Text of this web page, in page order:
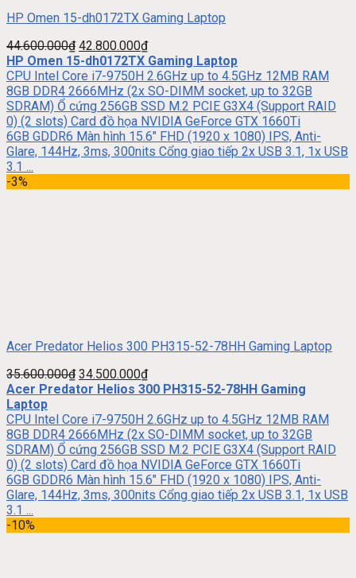
HP Omen 15-dh0172TX Gaming Laptop
44.600.000₫ 42.800.000₫
HP Omen 15-dh0172TX Gaming Laptop
CPU Intel Core i7-9750H 2.6GHz up to 4.5GHz 12MB RAM
8GB DDR4 2666MHz (2x SO-DIMM socket, up to 32GB
SDRAM) Ổ cứng 256GB SSD M.2 PCIE G3X4 (Support RAID
0) (2 slots) Card đồ họa NVIDIA GeForce GTX 1660Ti
6GB GDDR6 Màn hình 15.6″ FHD (1920 x 1080) IPS, Anti-
Glare, 144Hz, 3ms, 300nits Cổng giao tiếp 2x USB 3.1, 1x USB
3.1 ...
-3%
Acer Predator Helios 300 PH315-52-78HH Gaming Laptop
35.600.000₫ 34.500.000₫
Acer Predator Helios 300 PH315-52-78HH Gaming
Laptop
CPU Intel Core i7-9750H 2.6GHz up to 4.5GHz 12MB RAM
8GB DDR4 2666MHz (2x SO-DIMM socket, up to 32GB
SDRAM) Ổ cứng 256GB SSD M.2 PCIE G3X4 (Support RAID
0) (2 slots) Card đồ họa NVIDIA GeForce GTX 1660Ti
6GB GDDR6 Màn hình 15.6″ FHD (1920 x 1080) IPS, Anti-
Glare, 144Hz, 3ms, 300nits Cổng giao tiếp 2x USB 3.1, 1x USB
3.1 ...
-10%